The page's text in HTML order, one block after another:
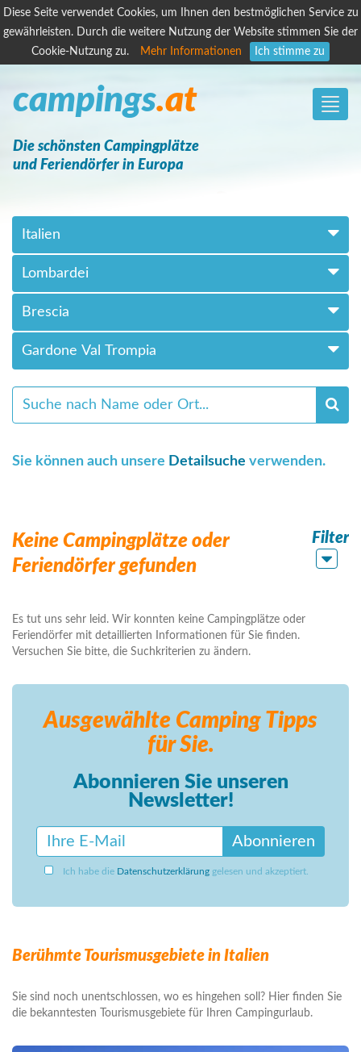
Diese Seite verwendet Cookies, um Ihnen den bestmöglichen Service zu
gewährleisten. Durch die weitere Nutzung der Website stimmen Sie der
Cookie-Nutzung zu.
Mehr Informationen Ich stimme zu
Toggle
campings.at
Die schönsten Campingplätze
und Feriendörfer in Europa
Italien
Lombardei
Brescia
Gardone Val Trompia
Sie können auch unsere Detailsuche verwenden.
Keine Campingplätze oder
Feriendörfer gefunden
Filter
Es tut uns sehr leid. Wir konnten keine Campingplätze oder
Feriendörfer mit detaillierten Informationen für Sie finden.
Versuchen Sie bitte, die Suchkriterien zu ändern.
Ausgewählte Camping Tipps
für Sie.
Abonnieren Sie unseren
Newsletter!
Abonnieren
Ich habe die Datenschutzerklärung gelesen und akzeptiert.
Berühmte Tourismusgebiete in Italien
Sie sind noch unentschlossen, wo es hingehen soll? Hier finden Sie
die bekanntesten Tourismusgebiete für Ihren Campingurlaub.